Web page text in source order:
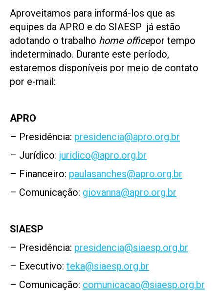
Aproveitamos para informá-los que as
equipes da APRO e do SIAESP já estão
adotando o trabalho home officepor tempo
indeterminado. Durante este período,
estaremos disponíveis por meio de contato
por e-mail:
APRO
– Presidência: presidencia@apro.org.br
– Jurídico: juridico@apro.org.br
– Financeiro: paulasanches@apro.org.br
– Comunicação: giovanna@apro.org.br
SIAESP
– Presidência: presidencia@siaesp.org.br
– Executivo: teka@siaesp.org.br
– Comunicação: comunicacao@siaesp.org.br